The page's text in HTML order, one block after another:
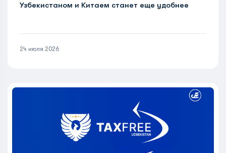
Узбекистаном и Китаем станет еще удобнее
24 июля 2026